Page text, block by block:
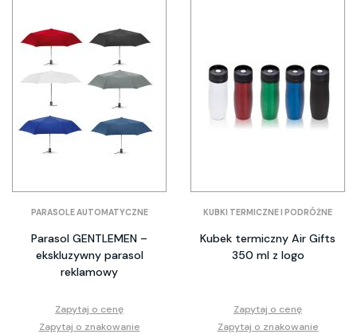
PARASOLE AUTOMATYCZNE
Parasol GENTLEMEN –
ekskluzywny parasol
reklamowy
Zapytaj o cenę
Zapytaj o znakowanie
KUBKI TERMICZNE I PODRÓŻNE
Kubek termiczny Air Gifts
350 ml z logo
Zapytaj o cenę
Zapytaj o znakowanie